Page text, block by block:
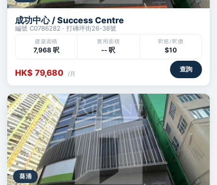
成功中心 / Success Centre
編號 C0786282 · 打磚坪街26-38號
建築面積
7,968 呎
實用面積
-- 呎
呎租/呎價
$10
HK$ 79,680 /月
查詢
葵涌